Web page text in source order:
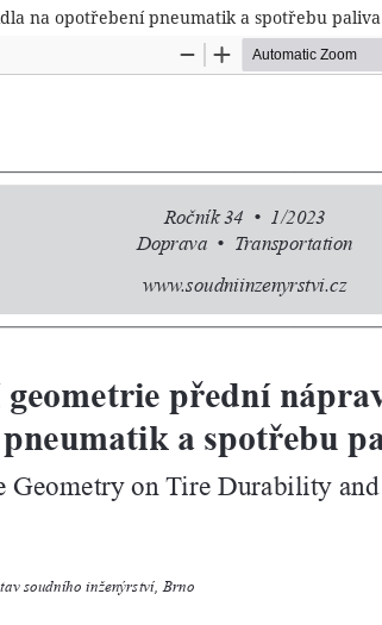
na opotřebení pneumatik a spotřebu paliva